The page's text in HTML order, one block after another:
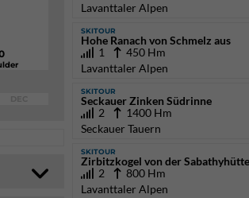
Lavanttaler Alpen
SKITOUR
Hohe Ranach von Schmelz aus
1
450 Hm
Lavanttaler Alpen
SKITOUR
Seckauer Zinken Südrinne
2
1400 Hm
Seckauer Tauern
SKITOUR
Zirbitzkogel von der Sabathyhütte
2
800 Hm
Lavanttaler Alpen